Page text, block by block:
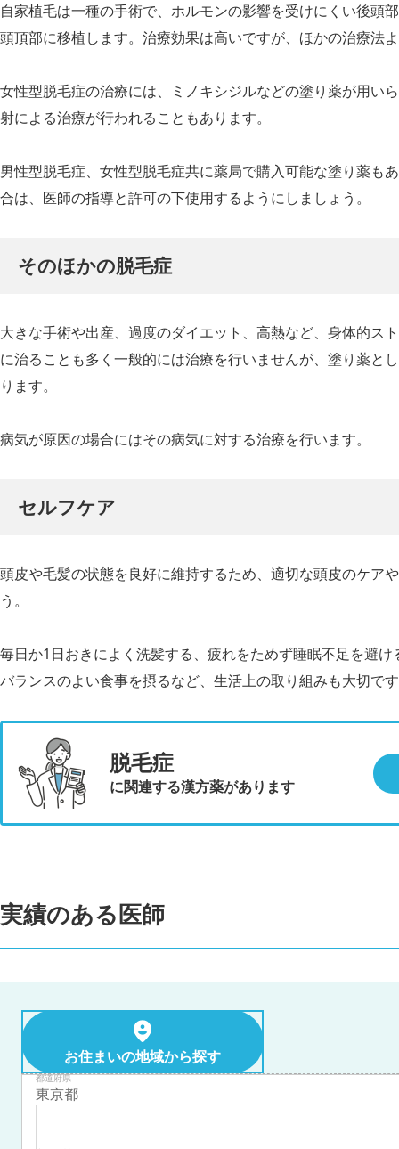
自家植毛は一種の手術で、ホルモンの影響を受けにくい後頭
頭頂部に移植します。治療効果は高いですが、ほかの治療法
女性型脱毛症の治療には、ミノキシジルなどの塗り薬が用い
射による治療が行われることもあります。
男性型脱毛症、女性型脱毛症共に薬局で購入可能な塗り薬も
合は、医師の指導と許可の下使用するようにしましょう。
そのほかの脱毛症
大きな手術や出産、過度のダイエット、高熱など、身体的ス
に治ることも多く一般的には治療を行いませんが、塗り薬と
ります。
病気が原因の場合にはその病気に対する治療を行います。
セルフケア
頭皮や毛髪の状態を良好に維持するため、適切な頭皮のケア
う。
毎日か1日おきによく洗髪する、疲れをためず睡眠不足を避け
バランスのよい食事を摂るなど、生活上の取り組みも大切で
脱毛症
に関連する漢方薬があります
実績のある医師
お住まいの地域から探す
都道府県